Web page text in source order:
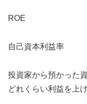
ROE
自己資本利益率
投資家から預かった
どれくらい利益を上